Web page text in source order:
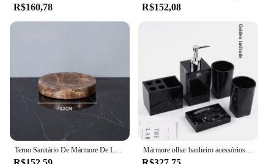
R$160,78 R$152,08
Terno Sanitário De Mármore De Luxo, suporte De Escova De Dentes Doméstica, Garrafa De Loção, Acessórios De Banheiro, Suprimentos Europeus Mármore olhar banheiro acessórios set, saboneteira, suporte escova de dentes, bancada, banheiro, decoração do apartamento coisas, 5 pcs